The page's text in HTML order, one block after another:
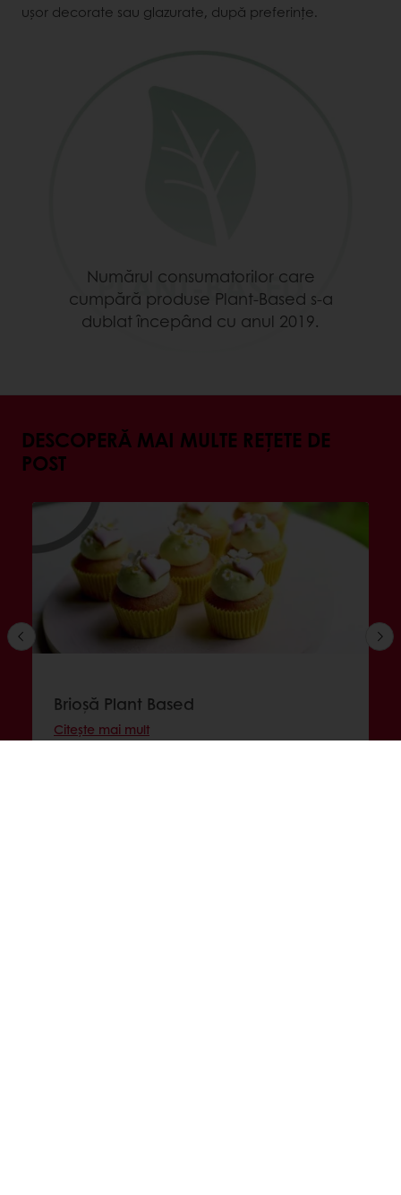
ușor decorate sau glazurate, după preferințe.
Numărul consumatorilor care
cumpără produse Plant-Based s-a
dublat începând cu anul 2019.
DESCOPERĂ MAI MULTE REȚETE DE
POST
Brioșă Plant Based
Citește mai mult